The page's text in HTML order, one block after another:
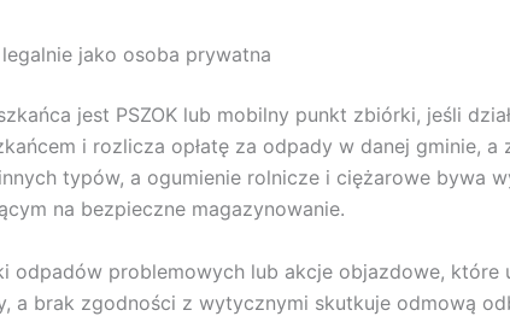
jako osoba prywatna
jest PSZOK lub mobilny punkt zbiórki, jeśli
i rozlicza opłatę za odpady w danej gminie,
typów, a ogumienie rolnicze i ciężarowe bywa
na bezpieczne magazynowanie.
problemowych lub akcje objazdowe, które
a brak zgodności z wytycznymi skutkuje odmową